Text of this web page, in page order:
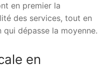
en premier la
des services, tout en
dépasse la moyenne.
en